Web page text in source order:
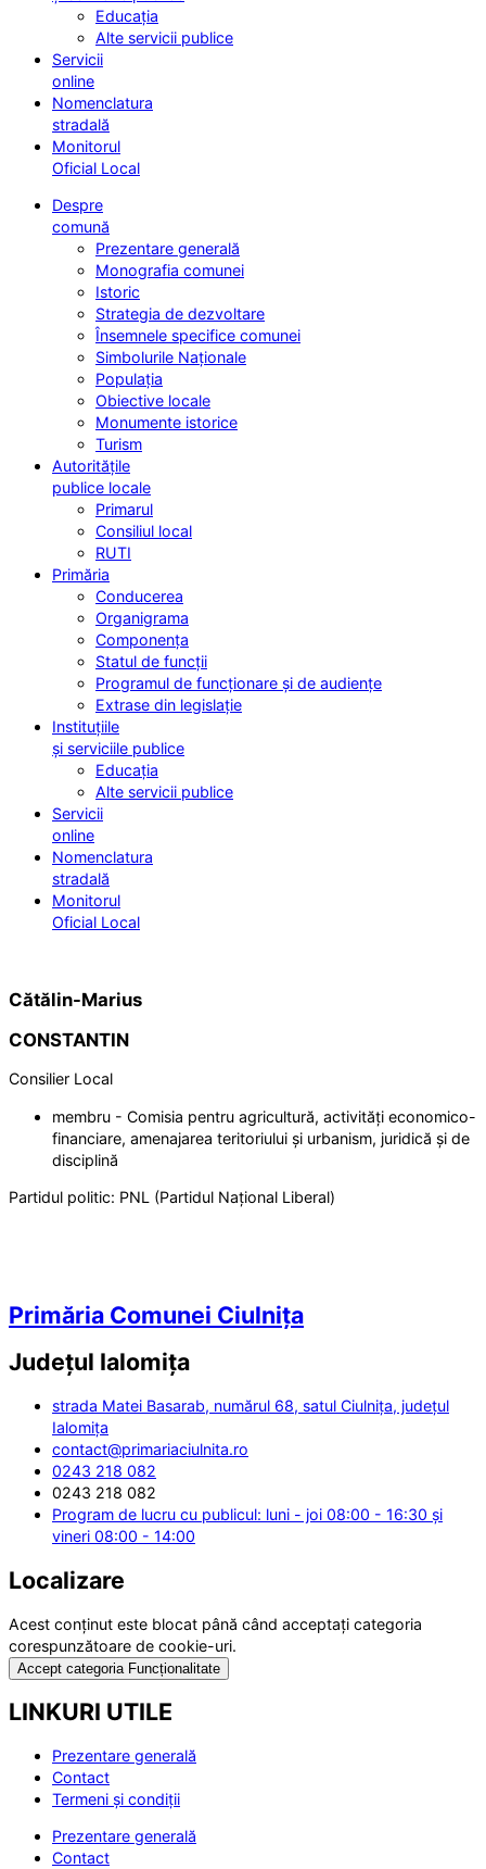
Educația
Alte servicii publice
Servicii
online
Nomenclatura
stradală
Monitorul
Oficial Local
Despre
comună
Prezentare generală
Monografia comunei
Istoric
Strategia de dezvoltare
Însemnele specifice comunei
Simbolurile Naționale
Populația
Obiective locale
Monumente istorice
Turism
Autoritățile
publice locale
Primarul
Consiliul local
RUTI
Primăria
Conducerea
Organigrama
Componența
Statul de funcții
Programul de funcționare și de audiențe
Extrase din legislație
Instituțiile
și serviciile publice
Educația
Alte servicii publice
Servicii
online
Nomenclatura
stradală
Monitorul
Oficial Local
Cătălin-Marius
CONSTANTIN
Consilier Local
membru - Comisia pentru agricultură, activități economico-
financiare, amenajarea teritoriului și urbanism, juridică și de
disciplină
Partidul politic: PNL (Partidul Național Liberal)
Primăria Comunei Ciulnița
Județul Ialomița
strada Matei Basarab, numărul 68, satul Ciulnița, județul
Ialomița
contact@primariaciulnita.ro
0243 218 082
0243 218 082
Program de lucru cu publicul: luni - joi 08:00 - 16:30 și
vineri 08:00 - 14:00
Localizare
Acest conținut este blocat până când acceptați categoria
corespunzătoare de cookie-uri.
Accept categoria Funcționalitate
LINKURI UTILE
Prezentare generală
Contact
Termeni și condiții
Prezentare generală
Contact